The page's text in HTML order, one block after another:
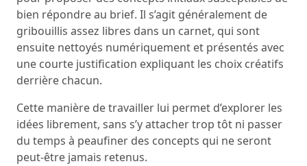
bien répondre au brief. Il s’agit généralement de
gribouillis assez libres dans un carnet, qui sont
ensuite nettoyés numériquement et présentés avec
une courte justification expliquant les choix créatifs
derrière chacun.
Cette manière de travailler lui permet d’explorer les
idées librement, sans s’y attacher trop tôt ni passer
du temps à peaufiner des concepts qui ne seront
peut-être jamais retenus.